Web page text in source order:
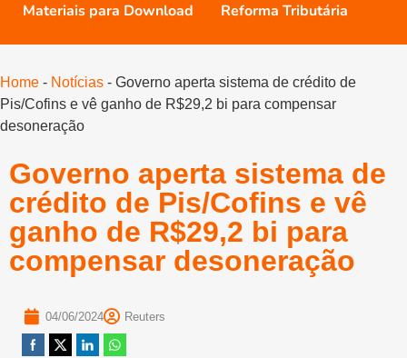
Materiais para Download Reforma Tributária
Home - Notícias - Governo aperta sistema de crédito de
Pis/Cofins e vê ganho de R$29,2 bi para compensar
desoneração
Governo aperta sistema de
crédito de Pis/Cofins e vê
ganho de R$29,2 bi para
compensar desoneração
04/06/2024 Reuters